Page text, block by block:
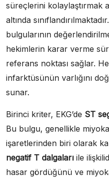
süreçlerini kolaylaştırmak
altında
bulgularının
hekimlerin karar verme
referans noktası sağlar.
infarktüsünün varlığını
sunar.
Birinci kriter, EKG’de ST
Bu bulgu, genellikle
işaretlerinden biri olarak
negatif T dalgaları ile
hasar gördüğünü ve